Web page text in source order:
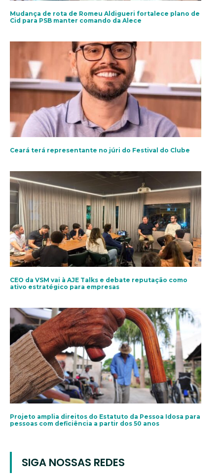
Mudança de rota de Romeu Aldigueri fortalece plano de
Cid para PSB manter comando da Alece
Ceará terá representante no júri do Festival do Clube
CEO da VSM vai à AJE Talks e debate reputação como
ativo estratégico para empresas
Projeto amplia direitos do Estatuto da Pessoa Idosa para
pessoas com deficiência a partir dos 50 anos
SIGA NOSSAS REDES